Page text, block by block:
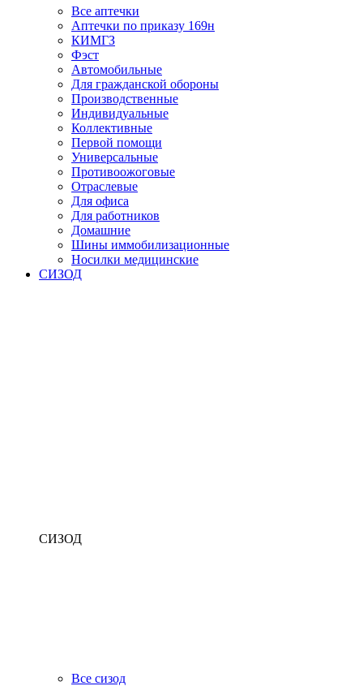
Все аптечки
Аптечки по приказу 169н
КИМГЗ
Фэст
Автомобильные
Для гражданской обороны
Производственные
Индивидуальные
Коллективные
Первой помощи
Универсальные
Противоожоговые
Отраслевые
Для офиса
Для работников
Домашние
Шины иммобилизационные
Носилки медицинские
СИЗОД
СИЗОД
Все сизод